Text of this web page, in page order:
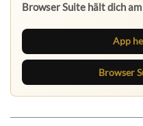
Browser Suite hält dich
App
Browser